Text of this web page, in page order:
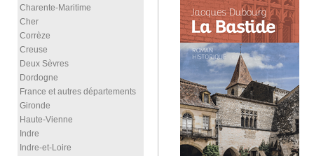
Charente-Maritime
Cher
Corrèze
Creuse
Deux Sèvres
Dordogne
France et autres départements
Gironde
Haute-Vienne
Indre
Indre-et-Loire